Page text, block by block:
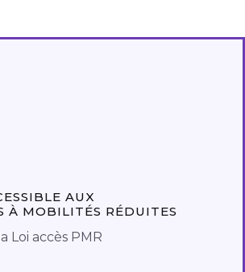
AUX
À MOBILITÉS RÉDUITES
Loi accès PMR